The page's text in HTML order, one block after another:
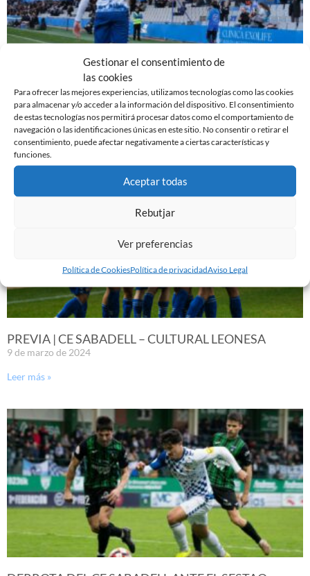
Gestionar el consentimiento de
las cookies
Para ofrecer las mejores experiencias, utilizamos tecnologías como las cookies
para almacenar y/o acceder a la información del dispositivo. El consentimiento
de estas tecnologías nos permitirá procesar datos como el comportamiento de
navegación o las identificaciones únicas en este sitio. No consentir o retirar el
consentimiento, puede afectar negativamente a ciertas características y
funciones.
Aceptar todas
Rebutjar
Ver preferencias
Política de CookiesPolítica de privacidadAviso Legal
EL SABADELL EMPATA ANTE LA CULTURAL EN LA
NOVA CREU ALTA
10 de marzo de 2024
Leer más »
PREVIA | CE SABADELL – CULTURAL LEONESA
9 de marzo de 2024
Leer más »